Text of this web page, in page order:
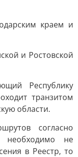
краем и
и Ростовской
Республику
транзитом
области.
согласно
необходимо не
в Реестр, то